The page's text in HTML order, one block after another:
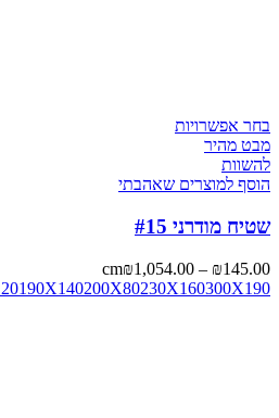
בחר אפשרויות
מבט מהיר
להשוות
הוסף למוצרים שאהבתי
שטיח מודרני #15
₪145.00
–
₪1,054.00
cm
190X140200X80230X160300X190